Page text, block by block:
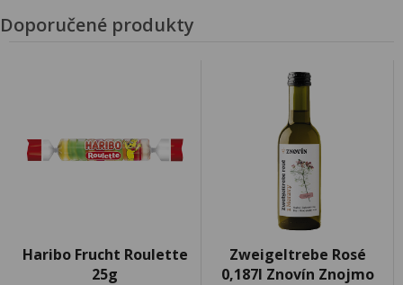
Doporučené produkty
Haribo Frucht Roulette
25g
Zweigeltrebe Rosé
0,187l Znovín Znojmo